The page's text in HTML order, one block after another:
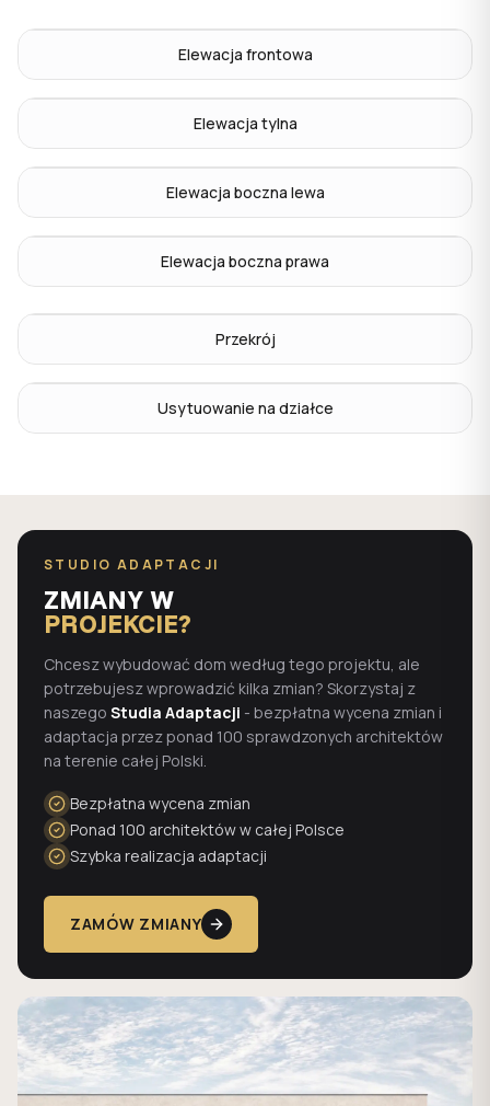
Elewacja frontowa
Elewacja tylna
Elewacja boczna lewa
Elewacja boczna prawa
Przekrój
Usytuowanie na działce
STUDIO ADAPTACJI
ZMIANY W
PROJEKCIE?
Chcesz wybudować dom według tego projektu, ale
potrzebujesz wprowadzić kilka zmian? Skorzystaj z
naszego Studia Adaptacji - bezpłatna wycena zmian i
adaptacja przez ponad 100 sprawdzonych architektów
na terenie całej Polski.
Bezpłatna wycena zmian
Ponad 100 architektów w całej Polsce
Szybka realizacja adaptacji
ZAMÓW ZMIANY